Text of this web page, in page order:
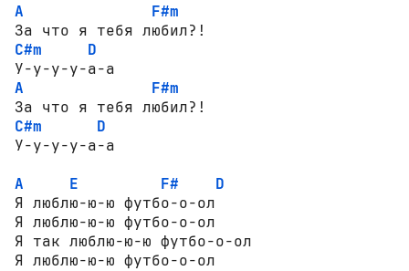
A
F#m
C#m
D
A
F#m
C#m
D
A
E F#
D
Я люблю-ю-ю футбо-о-ол
Я люблю-ю-ю футбо-о-ол
Я так люблю-ю-ю футбо-о-ол
Я люблю-ю-ю футбо-о-ол